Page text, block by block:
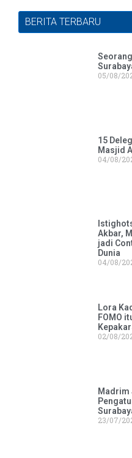
BERITA TERBARU
05/08/
15
Masjid
04/08/
Akbar,
jadi
Dunia
04/08/
Lora
FOMO
02/08/
Madrim
23/07/